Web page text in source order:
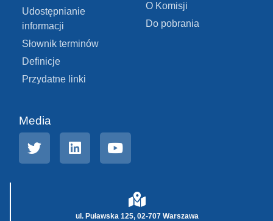
Udostępnianie
informacji
Słownik terminów
Definicje
Przydatne linki
O Komisji
Do pobrania
Media
ul. Puławska 125, 02-707 Warszawa